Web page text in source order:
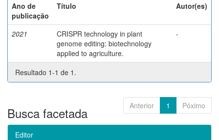
Ano de
publicação
Título Autor(es)
2021
CRISPR technology in plant
genome editing: biotechnology
applied to agriculture.
-
Resultado 1-1 de 1.
Anterior 1 Póximo
Busca facetada
Editor